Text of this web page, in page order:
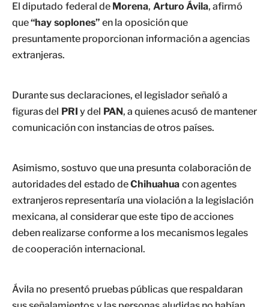
El diputado federal de Morena, Arturo Ávila, afirmó
que“hay soplones” en la oposición que
presuntamente proporcionan información a agencias
extranjeras.
Durante sus declaraciones, el legislador señaló a
figuras del PRI y del PAN, a quienes acusó de mantener
comunicación con instancias de otros países.
Asimismo, sostuvo que una presunta colaboración de
autoridades del estado deChihuahua con agentes
extranjeros representaría una violación a la legislación
mexicana, al considerar que este tipo de acciones
deben realizarse conforme a los mecanismos legales
de cooperación internacional.
Ávila no presentó pruebas públicas que respaldaran